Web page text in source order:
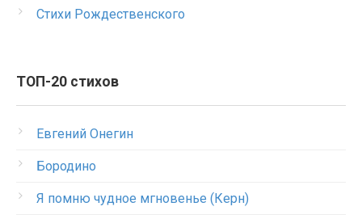
Стихи Рождественского
ТОП-20 стихов
Евгений Онегин
Бородино
Я помню чудное мгновенье (Керн)